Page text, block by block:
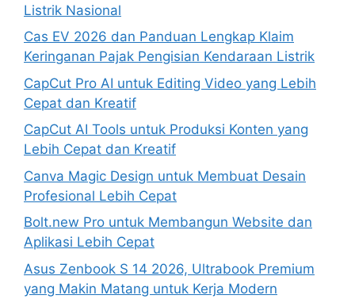
Listrik Nasional
Cas EV 2026 dan Panduan Lengkap Klaim
Keringanan Pajak Pengisian Kendaraan Listrik
CapCut Pro AI untuk Editing Video yang Lebih
Cepat dan Kreatif
CapCut AI Tools untuk Produksi Konten yang
Lebih Cepat dan Kreatif
Canva Magic Design untuk Membuat Desain
Profesional Lebih Cepat
Bolt.new Pro untuk Membangun Website dan
Aplikasi Lebih Cepat
Asus Zenbook S 14 2026, Ultrabook Premium
yang Makin Matang untuk Kerja Modern